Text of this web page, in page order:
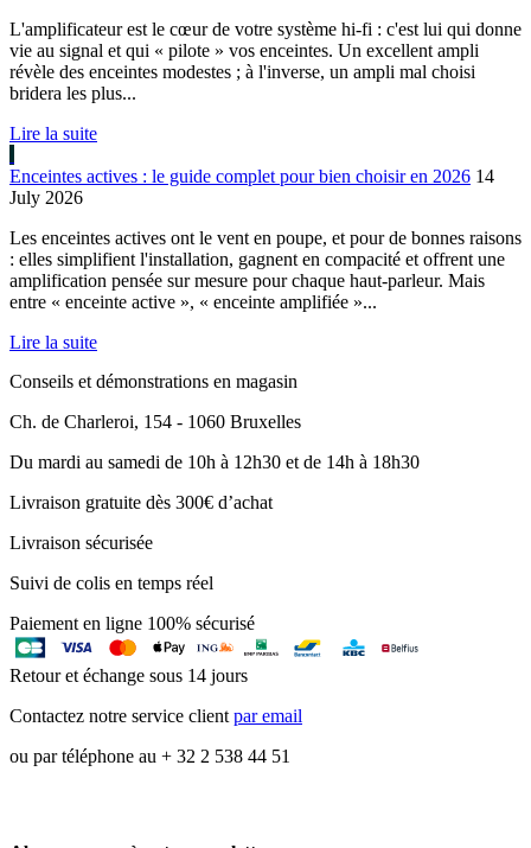
L'amplificateur est le cœur de votre système hi-fi : c'est lui qui donne
vie au signal et qui « pilote » vos enceintes. Un excellent ampli
révèle des enceintes modestes ; à l'inverse, un ampli mal choisi
bridera les plus...
Lire la suite
Enceintes actives : le guide complet pour bien choisir en 2026 14
July 2026
Les enceintes actives ont le vent en poupe, et pour de bonnes raisons
: elles simplifient l'installation, gagnent en compacité et offrent une
amplification pensée sur mesure pour chaque haut-parleur. Mais
entre « enceinte active », « enceinte amplifiée »...
Lire la suite
Conseils et démonstrations en magasin
Ch. de Charleroi, 154 - 1060 Bruxelles
Du mardi au samedi de 10h à 12h30 et de 14h à 18h30
Livraison gratuite dès 300€ d’achat
Livraison sécurisée
Suivi de colis en temps réel
Paiement en ligne 100% sécurisé
Retour et échange sous 14 jours
Contactez notre service clientpar email
ou par téléphone au + 32 2 538 44 51